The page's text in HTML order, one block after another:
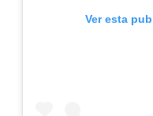
Ver esta